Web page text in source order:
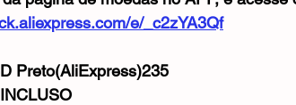
e/_c2zYA3Qf
Preto(AliExpress)235